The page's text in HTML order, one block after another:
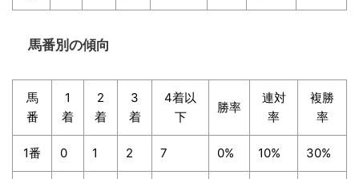
馬番別の傾向
馬
番
1
着
2
着
3
着
4着以
下
勝率
連対
率
複勝
率
1番 0 1 2 7 0% 10% 30%